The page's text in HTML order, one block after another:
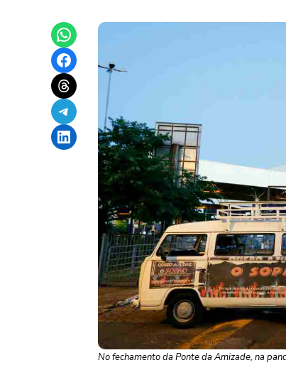
Share on WhatsApp
Share on Facebook
Share on Threads
Share on Telegram
Share on LinkedIn
No fechamento da Ponte da Amizade, na